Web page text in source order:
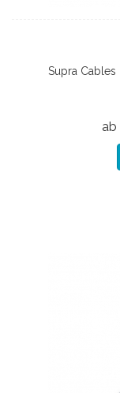
Supra Cables